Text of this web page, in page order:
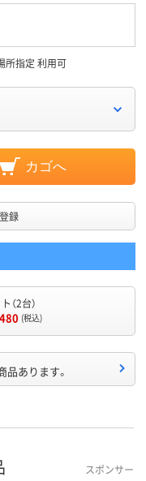
所指定 利用可
カゴへ
録
（2台）
(税込)
品あります。
スポンサー